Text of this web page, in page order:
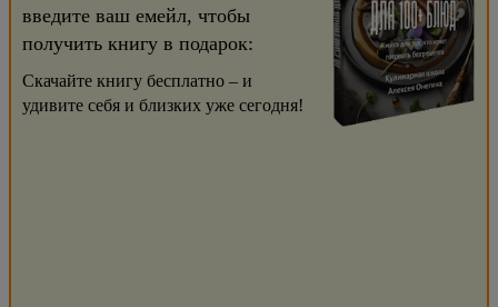
введите ваш емейл, чтобы
получить книгу в подарок:
Скачайте книгу бесплатно – и
удивите себя и близких уже сегодня!